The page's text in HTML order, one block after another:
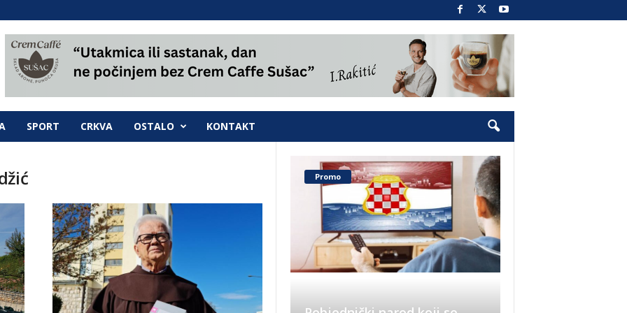
SPORT CRKVA OSTALO KONTAKT
Promo